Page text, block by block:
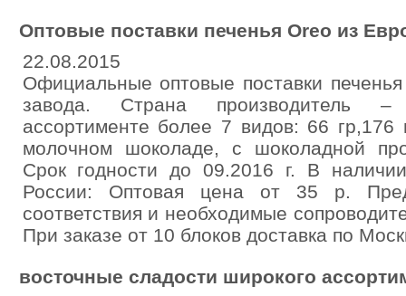
Оптовые поставки печенья Oreo из
22.08.2015
Официальные оптовые поставки
завода. Страна производитель
ассортименте более 7 видов: 66
молочном шоколаде, с шоколадной
Срок годности до 09.2016 г. В
России: Оптовая цена от 35 р.
соответствия и необходимые
При заказе от 10 блоков доставка по
восточные сладости широкого